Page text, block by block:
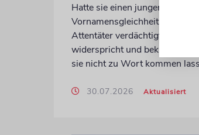
Hatte sie einen jungen Mann
Vornamensgleichheit zu
Attentäter verdächtigt? Preisler
widerspricht und beklagt, die
sie nicht zu Wort kommen
30.07.2026 Aktualisiert